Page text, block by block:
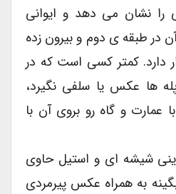
را نشان می دهد و ایوانی
طبقه ی دوم و بیرون زده
دارد. کمتر کسی است که در
ها عکس یا سلفی نگیرد،
و گاه رو بروی آن با
شیشه ای و استیل حاوی
به همراه عکس پیرمردی